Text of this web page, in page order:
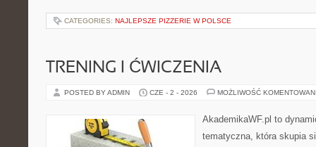
CATEGORIES: NAJLEPSZE PIZZERIE W POLSCE
TRENING I ĆWICZENIA
POSTED BY ADMIN CZE - 2 - 2026 MOŻLIWOŚĆ
AkademikaWF.pl to
tematyczna, która skupia